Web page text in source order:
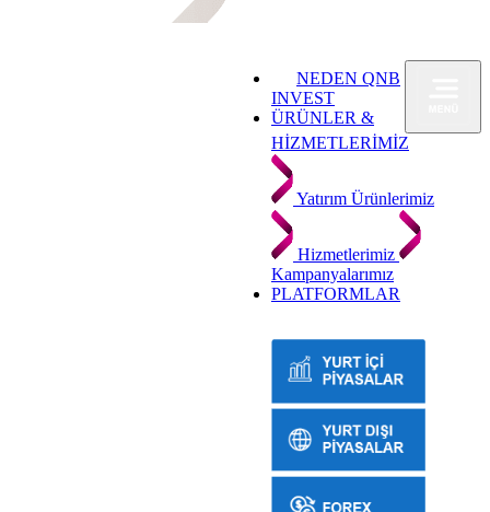
NEDEN QNB
INVEST
ÜRÜNLER &
HİZMETLERİMİZ
Yatırım Ürünlerimiz
Hizmetlerimiz
Kampanyalarımız
PLATFORMLAR